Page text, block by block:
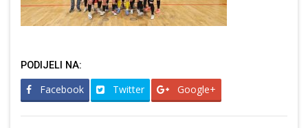
PODIJELI NA:
Facebook Twitter Google+